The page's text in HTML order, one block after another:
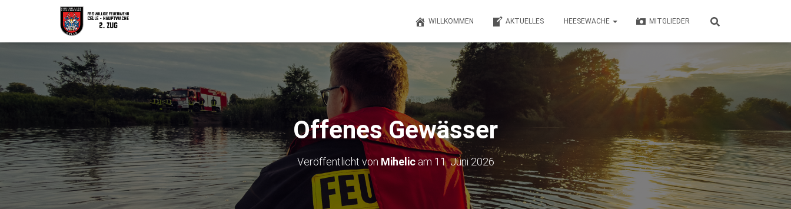
WILLKOMMEN AKTUELLES HEESEWACHE MITGLIEDER
Offenes Gewässer
Veröffentlicht von Mihelicam 11. Juni 2026